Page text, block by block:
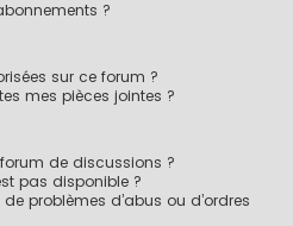
?
sur ce forum ?
mes pièces jointes ?
de discussions ?
pas disponible ?
problèmes d’abus ou d’ordres